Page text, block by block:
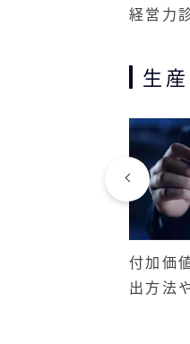
経営力
生
付加価
出方法